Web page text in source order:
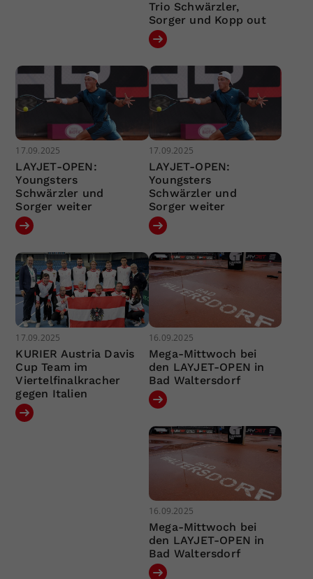
Trio Schwärzler,
Sorger und Kopp out
17.09.2025
LAYJET-OPEN:
Youngsters
Schwärzler und
Sorger weiter
17.09.2025
LAYJET-OPEN:
Youngsters
Schwärzler und
Sorger weiter
17.09.2025
KURIER Austria Davis
Cup Team im
Viertelfinalkracher
gegen Italien
16.09.2025
Mega-Mittwoch bei
den LAYJET-OPEN in
Bad Waltersdorf
16.09.2025
Mega-Mittwoch bei
den LAYJET-OPEN in
Bad Waltersdorf